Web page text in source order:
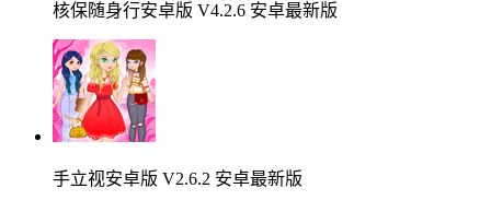
核保随身行安卓版 V4.2.6 安卓最新版
手立视安卓版 V2.6.2 安卓最新版